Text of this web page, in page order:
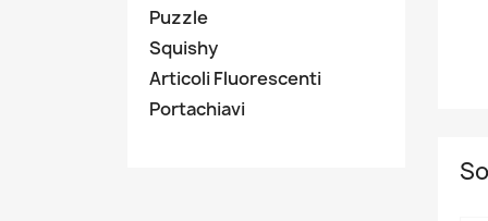
Puzzle
Squishy
Articoli Fluorescenti
Portachiavi